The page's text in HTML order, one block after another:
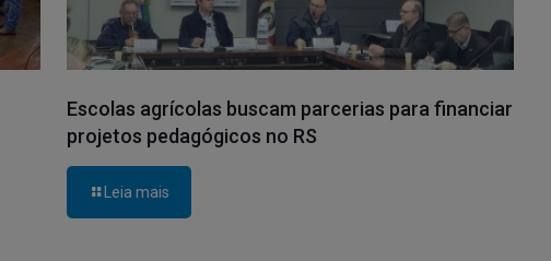
Escolas agrícolas buscam parcerias para financiar
projetos pedagógicos no RS
Leia mais